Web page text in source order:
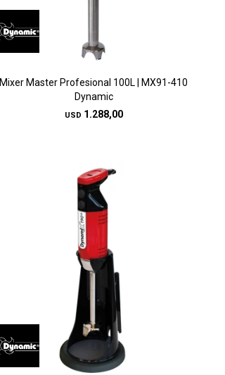
Mixer Master Profesional 100L | MX91-410
Dynamic
USD 1.288,00